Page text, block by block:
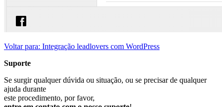
Voltar para: Integração leadlovers com WordPress
Suporte
Se surgir qualquer dúvida ou situação, ou se precisar de qualquer
ajuda durante
este procedimento, por favor,